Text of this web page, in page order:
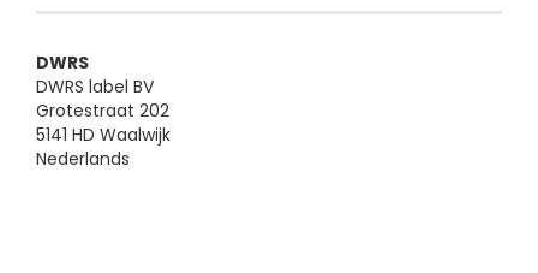
DWRS
DWRS label BV
Grotestraat 202
5141 HD Waalwijk
Nederlands